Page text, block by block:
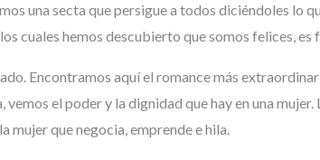
una secta que persigue a todos diciéndoles lo
cuales hemos descubierto que somos felices,
Encontramos aquí el romance más
el poder y la dignidad que hay en una
mujer que negocia, emprende e hila.